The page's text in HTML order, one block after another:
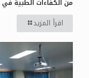
من الكفاءات الطبية
اقرأ المزيد